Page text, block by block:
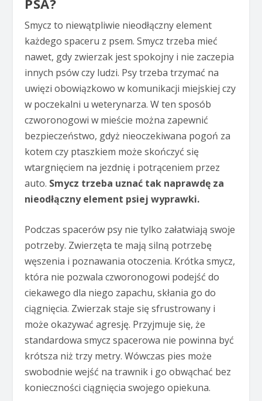
Smycz to niewątpliwie nieodłączny element
każdego spaceru z psem. Smycz trzeba mieć
nawet, gdy zwierzak jest spokojny i nie zaczepia
innych psów czy ludzi. Psy trzeba trzymać na
uwięzi obowiązkowo w komunikacji miejskiej czy
w poczekalni u weterynarza. W ten sposób
czworonogowi w mieście można zapewnić
bezpieczeństwo, gdyż nieoczekiwana pogoń za
kotem czy ptaszkiem może skończyć się
wtargnięciem na jezdnię i potrąceniem przez
auto. Smycz trzeba uznać tak naprawdę za
nieodłączny element psiej wyprawki.
Podczas spacerów psy nie tylko załatwiają swoje
potrzeby. Zwierzęta te mają silną potrzebę
węszenia i poznawania otoczenia. Krótka smycz,
która nie pozwala czworonogowi podejść do
ciekawego dla niego zapachu, skłania go do
ciągnięcia. Zwierzak staje się sfrustrowany i
może okazywać agresję. Przyjmuje się, że
standardowa smycz spacerowa nie powinna być
krótsza niż trzy metry. Wówczas pies może
swobodnie wejść na trawnik i go obwąchać bez
konieczności ciągnięcia swojego opiekuna.